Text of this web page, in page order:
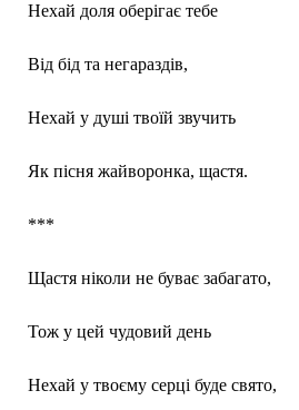
Нехай доля оберігає тебе
Від бід та негараздів,
Нехай у душі твоїй звучить
Як пісня жайворонка, щастя.
***
Щастя ніколи не буває забагато,
Тож у цей чудовий день
Нехай у твоєму серці буде свято,